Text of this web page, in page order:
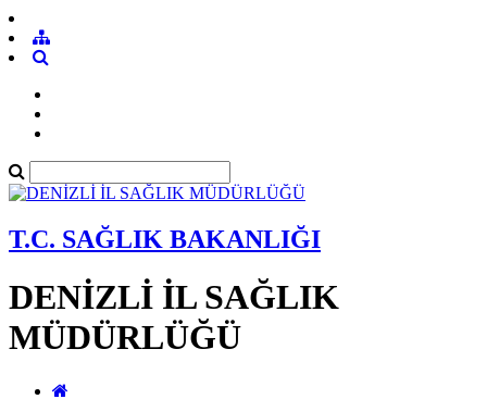
T.C. SAĞLIK BAKANLIĞI
DENİZLİ İL SAĞLIK
MÜDÜRLÜĞÜ